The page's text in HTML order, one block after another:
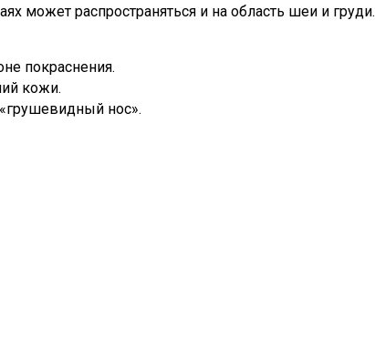
может распространяться и на область шеи и груди.
покраснения.
кожи.
нос».